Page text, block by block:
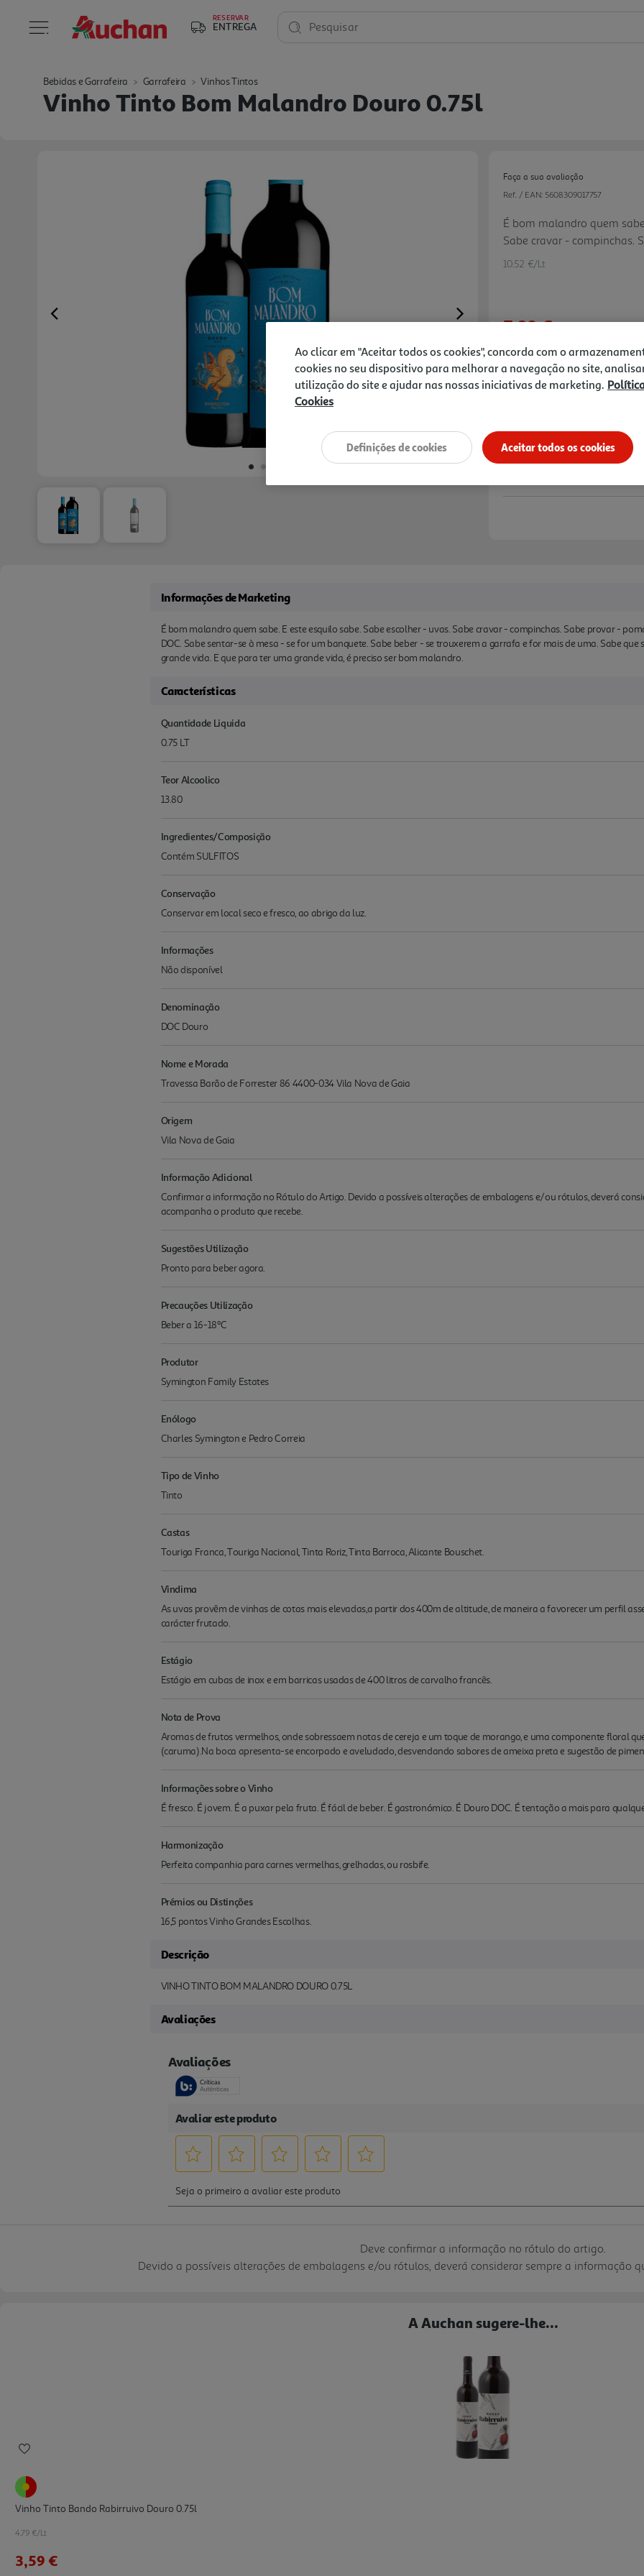
RESERVAR
ENTREGA Pesquisar
Bebidas e Garrafeira Garrafeira Vinhos Tintos
Vinho Tinto Bom Malandro Douro 0.75l
Previous Next
Faça a sua avaliação
Ref. / EAN: 5608309017757
É bom malandro quem
Sabe cravar - compinchas.
Douro DOC. Sabe sentar-
10.52 €/Lt
7,89 €
Notas de preparação
Informações de Marketing
É bom malandro quem sabe. E este esquilo sabe. Sabe escolher - uvas. Sabe cravar - compinchas. Sabe provar -
DOC. Sabe sentar-se à mesa - se for um banquete. Sabe beber - se trouxerem a garrafa e for mais de uma. Sabe que
grande vida. E que para ter uma grande vida, é preciso ser bom malandro.
Características
Quantidade Liquida
0.75 LT
Teor Alcoolico
13.80
Ingredientes/Composição
Contém SULFITOS
Conservação
Conservar em local seco e fresco, ao abrigo da luz.
Informações
Não disponível
Denominação
DOC Douro
Nome e Morada
Travessa Barão de Forrester 86 4400-034 Vila Nova de Gaia
Origem
Vila Nova de Gaia
Informação Adicional
Confirmar a informação no Rótulo do Artigo. Devido a possíveis alterações de embalagens e/ou rótulos, deverá
acompanha o produto que recebe.
Sugestões Utilização
Pronto para beber agora.
Precauções Utilização
Beber a 16-18ºC
Produtor
Symington Family Estates
Enólogo
Charles Symington e Pedro Correia
Tipo de Vinho
Tinto
Castas
Touriga Franca, Touriga Nacional, Tinta Roriz, Tinta Barroca, Alicante Bouschet.
Vindima
As uvas provêm de vinhas de cotas mais elevadas,a partir dos 400m de altitude, de maneira a favorecer um perfil
carácter frutado.
Estágio
Estágio em cubas de inox e em barricas usadas de 400 litros de carvalho francês.
Nota de Prova
Aromas de frutos vermelhos, onde sobressaem notas de cereja e um toque de morango, e uma componente floral
(caruma).Na boca apresenta-se encorpado e aveludado, desvendando sabores de ameixa preta e sugestão de
Informações sobre o Vinho
É fresco. É jovem. É a puxar pela fruta. É fácil de beber. É gastronómico. É Douro DOC. É tentação a mais para
Harmonização
Perfeita companhia para carnes vermelhas, grelhadas, ou rosbife.
Prémios ou Distinções
16,5 pontos Vinho Grandes Escolhas.
Descrição
VINHO TINTO BOM MALANDRO DOURO 0.75L
Avaliações
Deve confirmar a informação no rótulo do artigo.
Devido a possíveis alterações de embalagens e/ou rótulos, deverá considerar sempre a informação
A Auchan sugere-lhe...
Vinho Tinto Bando Rabirruivo Douro 0.75l
4.79 €/Lt
3,59 €
Ao clicar em "Aceitar todos os cookies", concorda com o
cookies no seu dispositivo para melhorar a navegação no site,
utilização do site e ajudar nas nossas iniciativas de marketing.
Cookies
Aceitar todos os cookies
Definições de cookies